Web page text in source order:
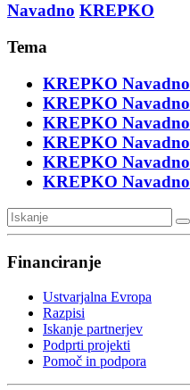
Navadno KREPKO
Tema
KREPKO Navadno
KREPKO Navadno
KREPKO Navadno
KREPKO Navadno
KREPKO Navadno
KREPKO Navadno
Financiranje
Ustvarjalna Evropa
Razpisi
Iskanje partnerjev
Podprti projekti
Pomoč in podpora